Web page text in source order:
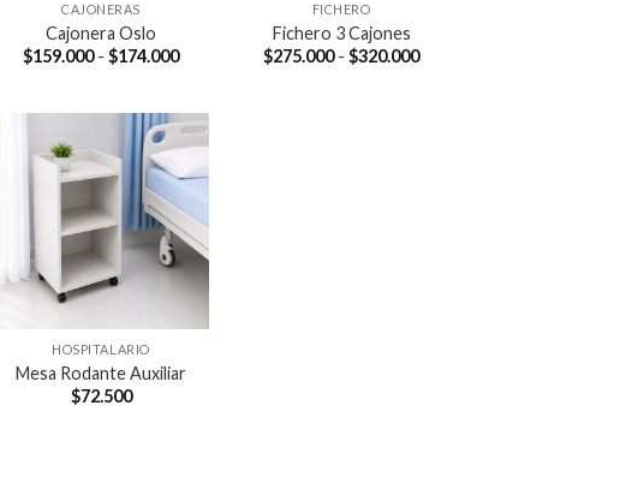
CAJONERAS
Cajonera Oslo
$159.000 - $174.000Rango
$159.000
hasta
FICHERO
Fichero 3 Cajones
$275.000 - $320.000Rango
HOSPITALARIO
Mesa Rodante Auxiliar
$72.500